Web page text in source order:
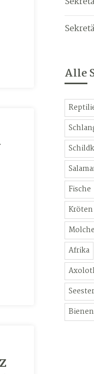
Alle
Fische
Kröten
Molche
Afrika
Axolotl
Bienen